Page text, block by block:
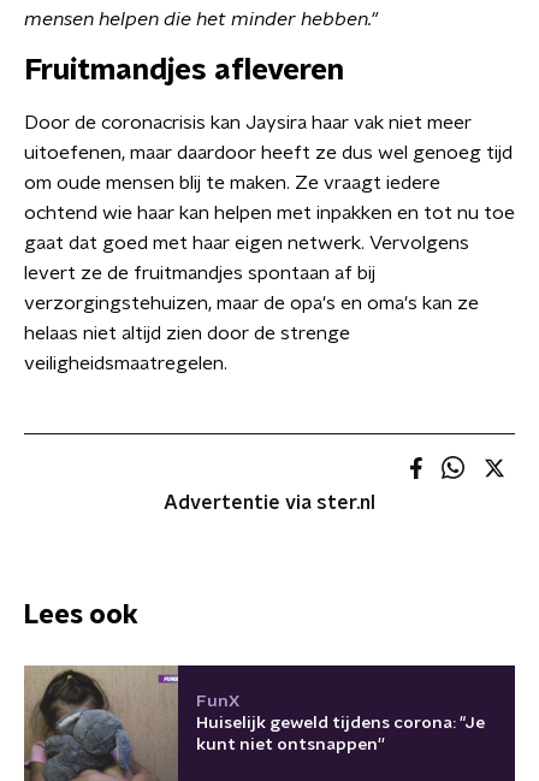
mensen helpen die het minder hebben."
Fruitmandjes afleveren
Door de coronacrisis kan Jaysira haar vak niet meer
uitoefenen, maar daardoor heeft ze dus wel genoeg tijd
om oude mensen blij te maken. Ze vraagt iedere
ochtend wie haar kan helpen met inpakken en tot nu toe
gaat dat goed met haar eigen netwerk. Vervolgens
levert ze de fruitmandjes spontaan af bij
verzorgingstehuizen, maar de opa's en oma's kan ze
helaas niet altijd zien door de strenge
veiligheidsmaatregelen.
Advertentie via ster.nl
Lees ook
FunX
Huiselijk geweld tijdens corona: "Je
kunt niet ontsnappen''